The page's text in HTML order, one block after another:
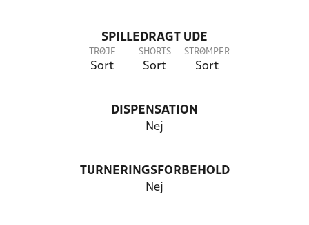
SPILLEDRAGT UDE
TRØJE
Sort
SHORTS
Sort
STRØMPER
Sort
DISPENSATION
Nej
TURNERINGSFORBEHOLD
Nej